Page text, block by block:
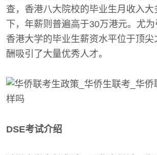
查，香港八大院校的毕业生月收入大
下，年薪则普遍高于30万港元。尤为
香港大学的毕业生薪资水平位于顶
酬吸引了大量优秀人才。
DSE考试介绍